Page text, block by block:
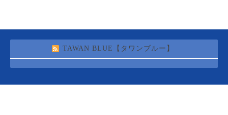
TAWAN BLUE【タワンブルー】